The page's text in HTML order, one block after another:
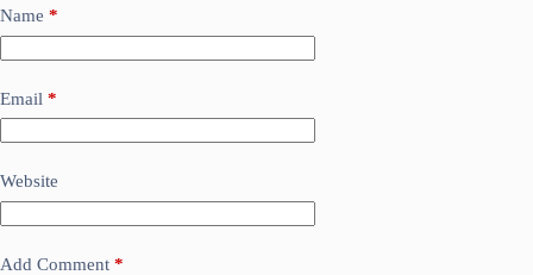
Name *
Email *
Website
Add Comment *